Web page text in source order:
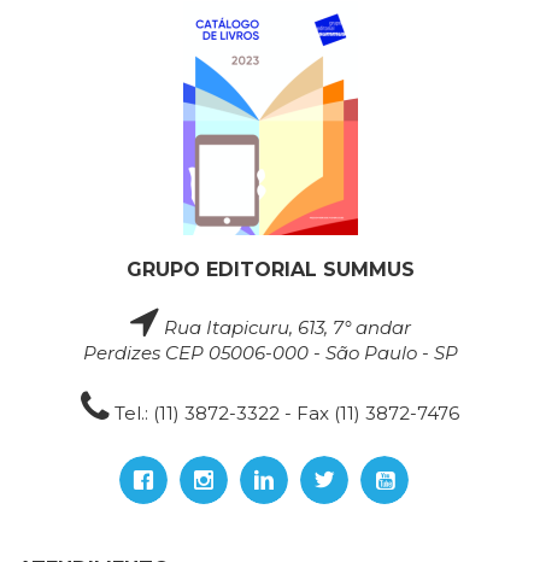
GRUPO EDITORIAL SUMMUS
Rua Itapicuru, 613, 7° andar
Perdizes CEP 05006-000 - São Paulo - SP
Tel.: (11) 3872-3322 - Fax (11) 3872-7476